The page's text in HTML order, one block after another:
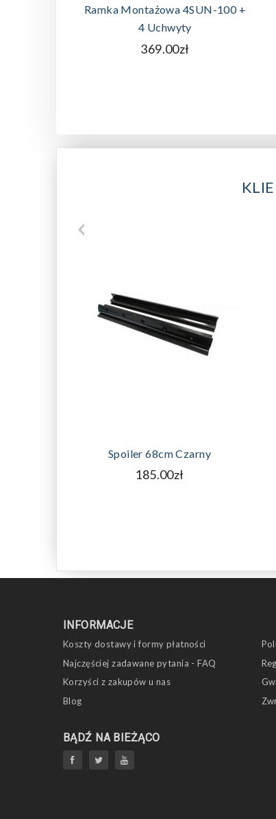
Ramka Montażowa 4SUN-100 +
4 Uchwyty
369.00zł
Spoiler 68cm Czarny
185.00zł
BĄDŹ NA BIEŻĄCO
INFORMACJE
Koszty dostawy i formy płatności
Najczęściej zadawane pytania - FAQ
Korzyści z zakupów u nas
Blog